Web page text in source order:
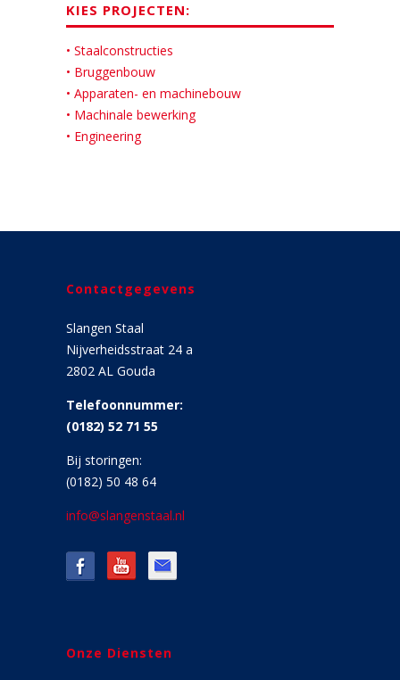
KIES PROJECTEN:
• Staalconstructies
• Bruggenbouw
• Apparaten- en machinebouw
• Machinale bewerking
• Engineering
Contactgegevens
Slangen Staal
Nijverheidsstraat 24 a
2802 AL Gouda
Telefoonnummer:
(0182) 52 71 55
Bij storingen:
(0182) 50 48 64
info@slangenstaal.nl
Onze Diensten